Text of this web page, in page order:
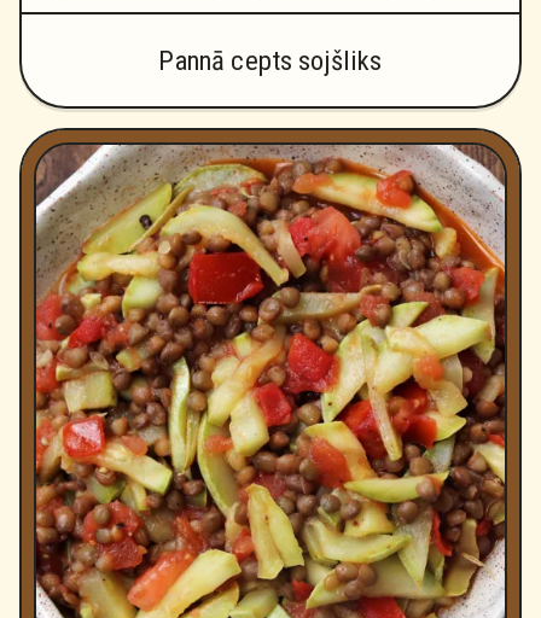
Pannā cepts sojšliks